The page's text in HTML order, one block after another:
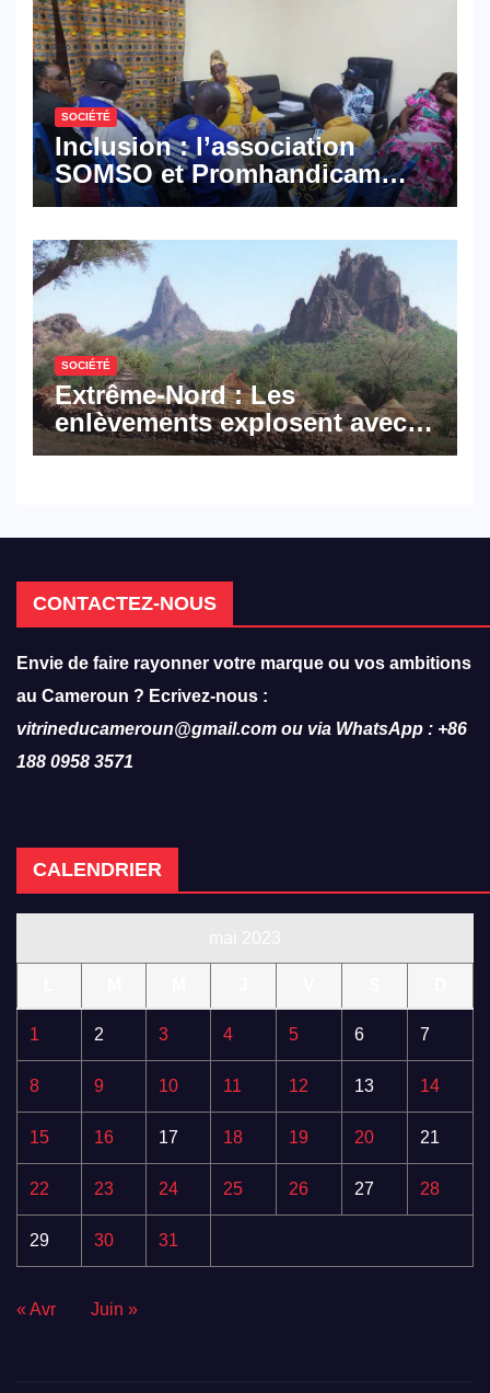
SOCIÉTÉ
Inclusion : l’association
SOMSO et Promhandicam
militent en faveur d’une
hôtellerie-restauration
SOCIÉTÉ
Extrême-Nord : Les
enlèvements explosent avec
308 victimes en trois mois
CONTACTEZ-NOUS
Envie de faire rayonner votre marque ou vos ambitions
au Cameroun ? Ecrivez-nous :
vitrineducameroun@gmail.com ou via WhatsApp : +86
188 0958 3571
CALENDRIER
1 2 3 4 5 6 7
8 9 10 11 12 13 14
15 16 17 18 19 20 21
22 23 24 25 26 27 28
29 30 31
« Avr Juin »